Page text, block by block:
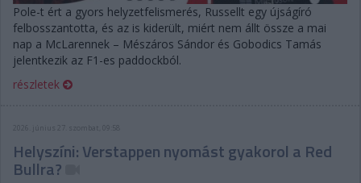
Pole-t ért a gyors helyzetfelismerés, Russellt egy újságíró
felbosszantotta, és az is kiderült, miért nem állt össze a mai
nap a McLarennek – Mészáros Sándor és Gobodics Tamás
jelentkezik az F1-es paddockból.
részletek
2026. június 27. szombat, 09:58
Helyszíni: Verstappen nyomást gyakorol a Red
Bullra?